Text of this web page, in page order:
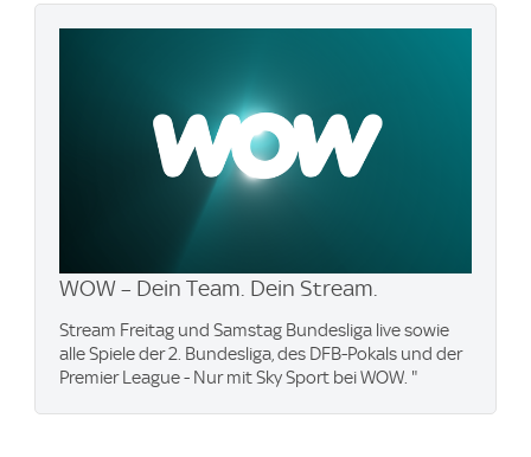
WOW – Dein Team. Dein Stream.
Stream Freitag und Samstag Bundesliga live sowie
alle Spiele der 2. Bundesliga, des DFB-Pokals und der
Premier League - Nur mit Sky Sport bei WOW. "